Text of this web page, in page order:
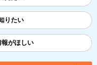
りたい
がほしい